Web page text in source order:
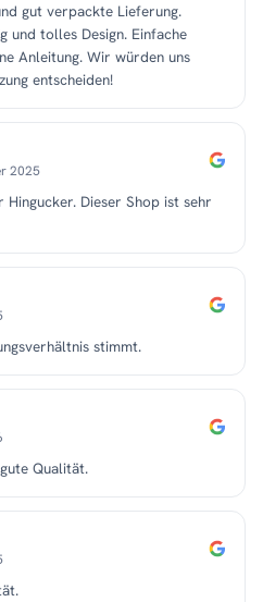
gut verpackte Lieferung.
und tolles Design. Einfache
Anleitung. Wir würden uns
entscheiden!
2025
Hingucker. Dieser Shop ist sehr
stimmt.
Qualität.